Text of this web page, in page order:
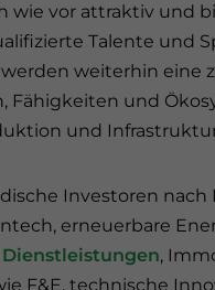
wie vor attraktiv und
Talente und
werden weiterhin eine
Fähigkeiten und
und
Investoren
erneuerbare
Dienstleistungen,
F&E, technische